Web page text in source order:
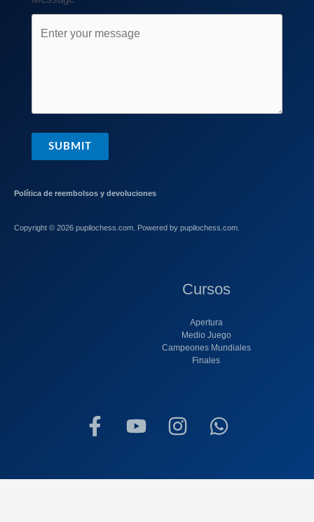
SUBMIT
Política de reembolsos y devoluciones
Copyright © 2026 pupilochess.com. Powered by pupilochess.com.
Cursos
Apertura
Medio Juego
Campeones Mundiales
Finales